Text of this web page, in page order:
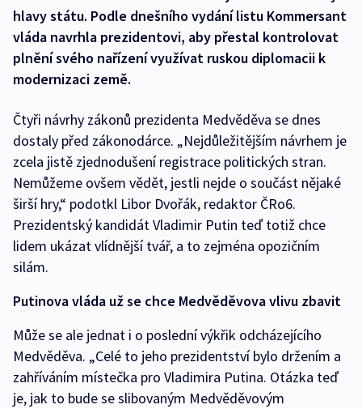
hlavy státu. Podle dnešního vydání listu Kommersant
vláda navrhla prezidentovi, aby přestal kontrolovat
plnění svého nařízení využívat ruskou diplomacii k
modernizaci země.
Čtyři návrhy zákonů prezidenta Medvěděva se dnes
dostaly před zákonodárce. „Nejdůležitějším návrhem je
zcela jistě zjednodušení registrace politických stran.
Nemůžeme ovšem vědět, jestli nejde o součást nějaké
širší hry,“ podotkl Libor Dvořák, redaktor ČRo6.
Prezidentský kandidát Vladimir Putin teď totiž chce
lidem ukázat vlídnější tvář, a to zejména opozičním
silám.
Putinova vláda už se chce Medvěděvova vlivu zbavit
Může se ale jednat i o poslední výkřik odcházejícího
Medvěděva. „Celé to jeho prezidentství bylo držením a
zahříváním místečka pro Vladimira Putina. Otázka teď
je, jak to bude se slibovaným Medvěděvovým